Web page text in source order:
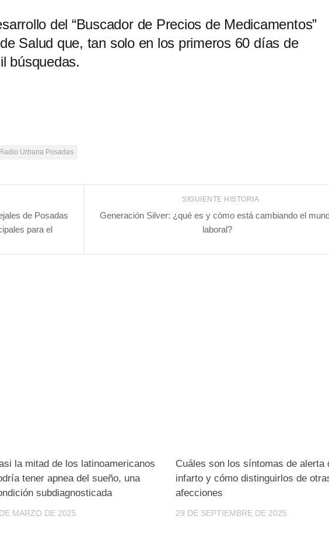
del “Buscador de Precios de Medicamentos”
Salud que, tan solo en los primeros 60 días de
búsquedas.
Radio Urbana Posadas
SIGUIENTE HISTORIA
Generación Silver: ¿qué es y cómo está cambiando el
laboral?
de Posadas
para el
la mitad de los latinoamericanos
tener apnea del sueño, una
subdiagnosticada
MARZO DE 2025
Cuáles son los síntomas de alerta
infarto y cómo distinguirlos de
afecciones
29 DE SEPTIEMBRE DE 2025